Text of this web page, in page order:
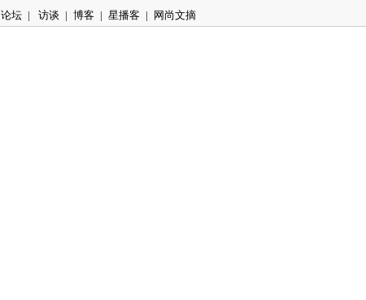
论坛 | 访谈 | 博客 | 星播客 | 网尚文摘